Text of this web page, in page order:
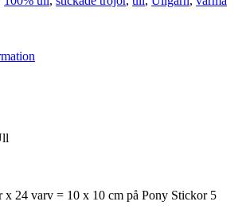
x 24 varv = 10 x 10 cm på Pony Stickor 5